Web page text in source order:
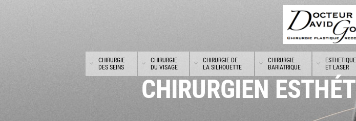
CHIRURGIE
DES SEINS
CHIRURGIE
DU VISAGE
CHIRURGIE DE
LA SILHOUETTE
CHIRURGIE
BARIATRIQUE
ESTHETIQUE
ET LASER
CHIRURGIEN